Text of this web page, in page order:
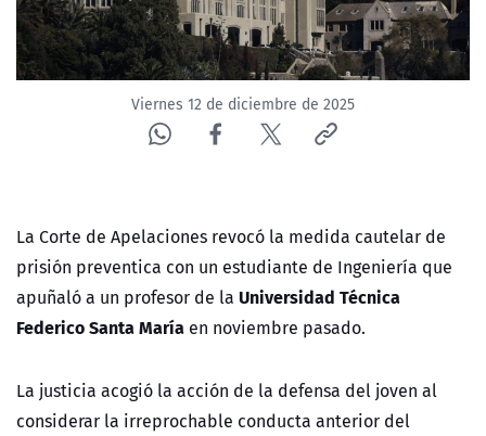
CANAL DE DENUNCIAS
ÁREA DE PROYECTOS
Viernes 12 de diciembre de 2025
La Corte de Apelaciones revocó la medida cautelar de
prisión preventica con un estudiante de Ingeniería que
apuñaló a un profesor de la Universidad Técnica
Federico Santa María en noviembre pasado.
La justicia acogió la acción de la defensa del joven al
considerar la irreprochable conducta anterior del